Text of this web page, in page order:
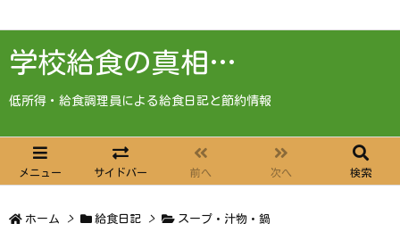
学校給食の真相…
低所得・給食調理員による給食日記と節約情報
メニュー サイドバー 前へ 次へ 検索
ホーム > 給食日記 > スープ・汁物・鍋